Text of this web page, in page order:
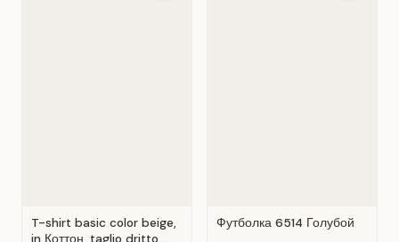
T-shirt basic color beige,
Футболка 6514 Голубой